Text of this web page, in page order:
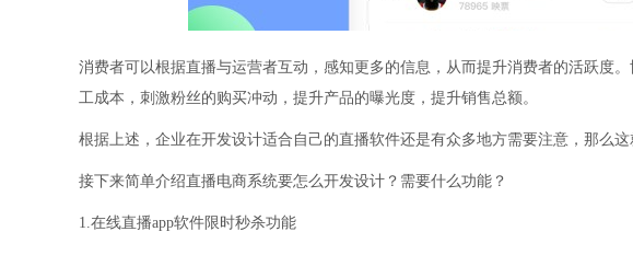
消费者可以根据直播与运营者互动，感知更多的信息，从而提升消费者的活跃度
工成本，刺激粉丝的购买冲动，提升产品的曝光度，提升销售总额。
根据上述，企业在开发设计适合自己的直播软件还是有众多地方需要注意，那么
接下来简单介绍直播电商系统要怎么开发设计？需要什么功能？
1.在线直播app软件限时秒杀功能